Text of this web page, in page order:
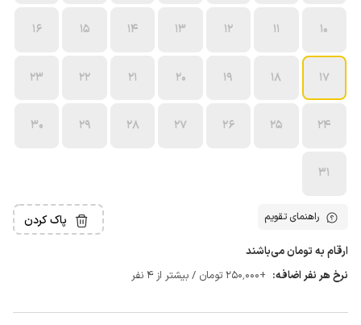
10
11
12
13
14
15
16
17
18
19
20
21
22
23
24
25
26
27
28
29
30
31
راهنمای تقویم پاک کردن
ارقام به تومان می‌باشند
نرخ هر نفر اضافه: +250٬000 تومان / بیشتر از 4 نفر